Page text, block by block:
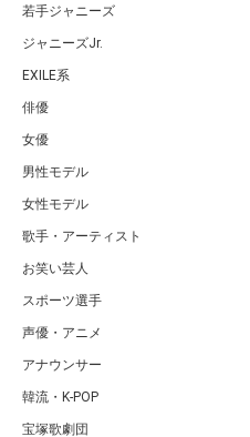
若手ジャニーズ
ジャニーズJr.
EXILE系
俳優
女優
男性モデル
女性モデル
歌手・アーティスト
お笑い芸人
スポーツ選手
声優・アニメ
アナウンサー
韓流・K-POP
宝塚歌劇団